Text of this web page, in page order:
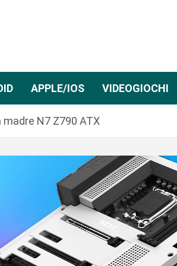
APPLE/IOS VIDEOGIOCHI
N7 Z790 ATX